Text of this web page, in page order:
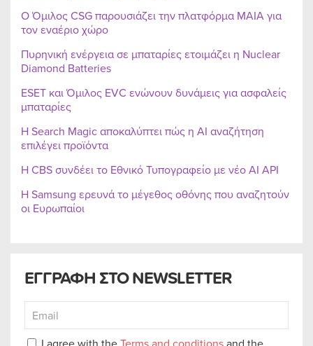
ΕΓΓΡΑΦΗ ΣΤΟ NEWSLETTER
Ο Όμιλος CSG παρουσιάζει την πλατφόρμα MAIA για
τον εναέριο χώρο
Πυρηνική ενέργεια σε μπαταρίες ετοιμάζει η Nuclear
Diamond Batteries
ESET και Όμιλος EVC ενώνουν δυνάμεις για ασφαλείς
μπαταρίες
Η Search Magic αποκαλύπτει πώς η AI αναζήτηση
επιλέγει προϊόντα
Η CBS συνδέει το Εθνικό Τυπογραφείο με νέο AI API
Η Samsung ερευνά το μέγεθος οθόνης που αναζητούν
οι Ευρωπαίοι